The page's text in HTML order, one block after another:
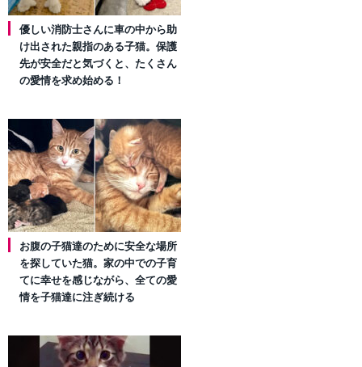
優しい消防士さんに車の中から助
け出された親指のある子猫。保護
先が安全だと気づくと、たくさん
の愛情を求め始める！
お腹の子猫達のために安全な場所
を探していた猫。家の中での子育
てに幸せを感じながら、全ての愛
情を子猫達に注ぎ続ける